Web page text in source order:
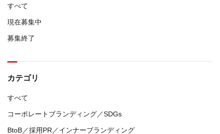
すべて
現在募集中
募集終了
カテゴリ
すべて
コーポレートブランディング／SDGs
BtoB／採用PR／インナーブランディング